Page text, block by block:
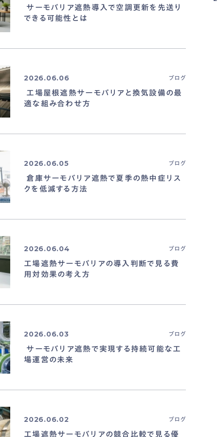
サーモバリア遮熱導入で空調更新を先送り
できる可能性とは
2026.06.06 ブログ
工場屋根遮熱サーモバリアと換気設備の最
適な組み合わせ方
2026.06.05 ブログ
倉庫サーモバリア遮熱で夏季の熱中症リス
クを低減する方法
2026.06.04 ブログ
工場遮熱サーモバリアの導入判断で見る費
用対効果の考え方
2026.06.03 ブログ
サーモバリア遮熱で実現する持続可能な工
場運営の未来
2026.06.02 ブログ
工場遮熱サーモバリアの競合比較で見る優